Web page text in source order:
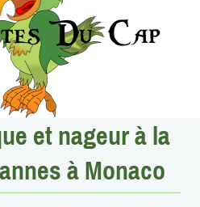
et nageur à la
à Monaco